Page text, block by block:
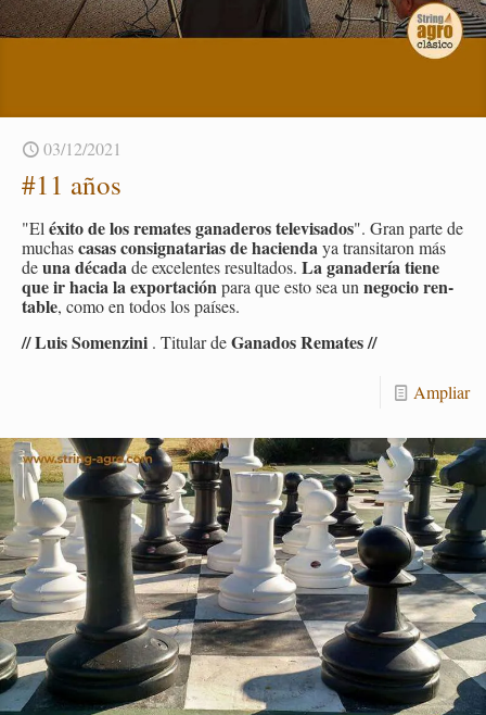
03/12/2021
#11 años
"El éxito de los re­ma­tes ga­na­de­ros te­le­vi­sa­dos". Gran parte de
mu­chascasas con­sig­na­ta­rias de ha­cien­daya tran­si­ta­ron más
deuna dé­ca­dade ex­ce­len­tes re­sul­ta­dos. La ga­na­de­ría tiene
que ir hacia la ex­por­ta­ciónpara que esto sea un ne­go­cio ren­
ta­ble, como en todos los paí­ses.
// Luis So­men­zi­ni . Ti­tu­lar deGa­na­dos Re­ma­tes //
Am­pliar